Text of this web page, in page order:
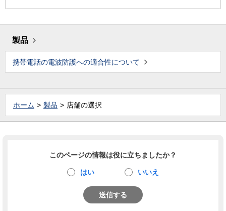
製品
携帯電話の電波防護への適合性について
ホーム 製品 店舗の選択
このページの情報は役に立ちましたか？
はい いいえ
送信する